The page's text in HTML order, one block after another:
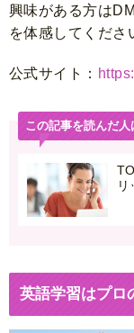
興味がある方は
を体感してくださ
公式サイト：
この記事を読んだ人
リ
英語学習はプロ